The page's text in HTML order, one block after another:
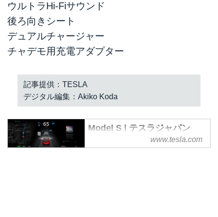
ウルトラHi-Fiサウンド
後ろ向きシート
デュアルチャージャー
チャデモ用充電アダプター
記事提供：TESLA
デジタル編集：Akiko Koda
Model S | テスラジャパン
www.tesla.com